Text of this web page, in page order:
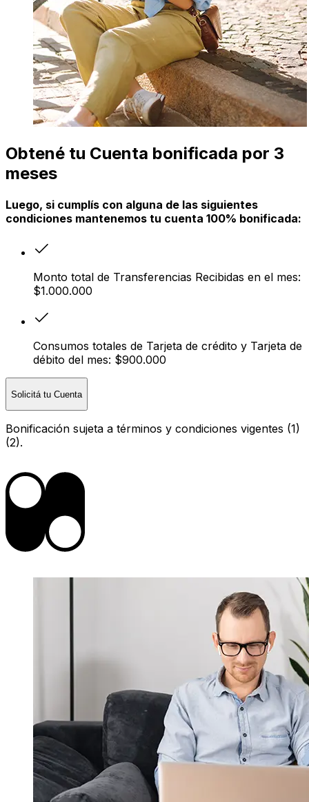
Obtené tu Cuenta bonificada por 3
meses
Luego, si cumplís con alguna de las siguientes
condiciones mantenemos tu cuenta 100% bonificada:
Monto total de Transferencias Recibidas en el mes:
$1.000.000
Consumos totales de Tarjeta de crédito y Tarjeta de
débito del mes: $900.000
Solicitá tu Cuenta
Bonificación sujeta a términos y condiciones vigentes (1)
(2).